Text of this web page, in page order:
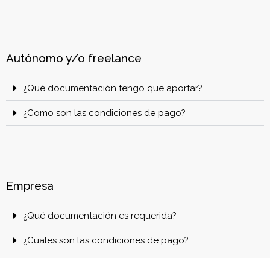
Autónomo y/o freelance
¿Qué documentación tengo que aportar?
¿Como son las condiciones de pago?
Empresa
¿Qué documentación es requerida?
¿Cuales son las condiciones de pago?